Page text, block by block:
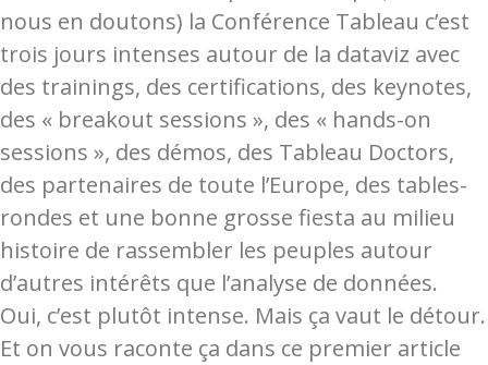
nous en doutons) la Conférence Tableau c’est
trois jours intenses autour de la dataviz avec
des trainings, des certifications, des keynotes,
des « breakout sessions », des « hands-on
sessions », des démos, des Tableau Doctors,
des partenaires de toute l’Europe, des tables-
rondes et une bonne grosse fiesta au milieu
histoire de rassembler les peuples autour
d’autres intérêts que l’analyse de données.
Oui, c’est plutôt intense. Mais ça vaut le détour.
Et on vous raconte ça dans ce premier article